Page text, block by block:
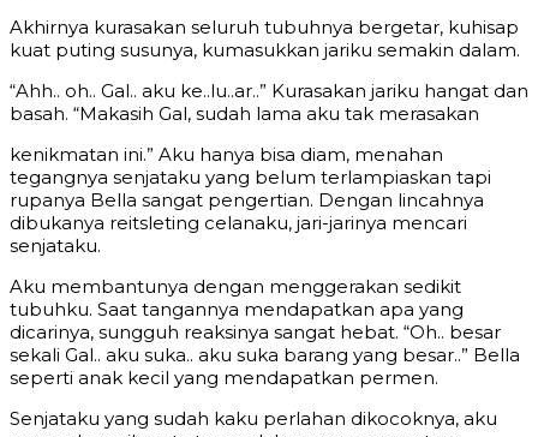
Akhirnya kurasakan seluruh tubuhnya bergetar, kuhisap
kuat puting susunya, kumasukkan jariku semakin dalam.
“Ahh.. oh.. Gal.. aku ke..lu..ar..” Kurasakan jariku hangat dan
basah. “Makasih Gal, sudah lama aku tak merasakan
kenikmatan ini.” Aku hanya bisa diam, menahan
tegangnya senjataku yang belum terlampiaskan tapi
rupanya Bella sangat pengertian. Dengan lincahnya
dibukanya reitsleting celanaku, jari-jarinya mencari
senjataku.
Aku membantunya dengan menggerakan sedikit
tubuhku. Saat tangannya mendapatkan apa yang
dicarinya, sungguh reaksinya sangat hebat. “Oh.. besar
sekali Gal.. aku suka.. aku suka barang yang besar..” Bella
seperti anak kecil yang mendapatkan permen.
Senjataku yang sudah kaku perlahan dikocoknya, aku